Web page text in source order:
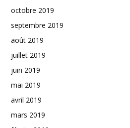
octobre 2019
septembre 2019
août 2019
juillet 2019
juin 2019
mai 2019
avril 2019
mars 2019